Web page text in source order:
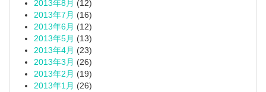
2013年8月 (12)
2013年7月 (16)
2013年6月 (12)
2013年5月 (13)
2013年4月 (23)
2013年3月 (26)
2013年2月 (19)
2013年1月 (26)